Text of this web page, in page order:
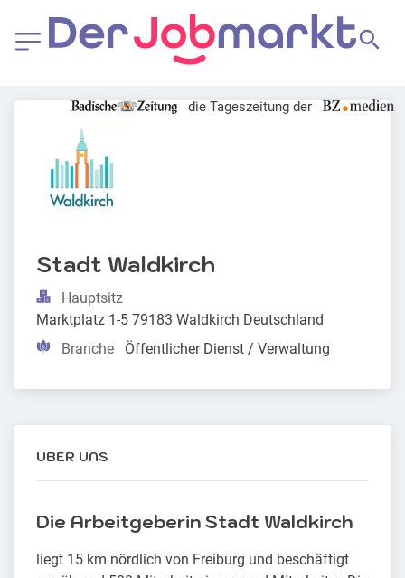
die Tageszeitung der
Stadt Waldkirch
Hauptsitz
Marktplatz 1-5 79183 Waldkirch Deutschland
Branche
Öffentlicher Dienst / Verwaltung
ÜBER UNS
Die Arbeitgeberin Stadt Waldkirch
liegt 15 km nördlich von Freiburg und beschäftigt